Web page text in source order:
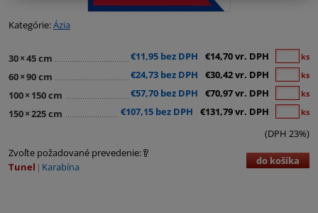
Kategórie:Ázia
30×45 cm €11,95 bez DPH €14,70 vr. DPH ks
60×90 cm €24,73 bez DPH €30,42 vr. DPH ks
100× 150 cm €57,70 bez DPH €70,97 vr. DPH ks
150×225 cm €107,15 bez DPH €131,79 vr. DPH ks
(DPH 23%)
Zvoľte požadované prevedenie:
Tunel
Karabína do košíka